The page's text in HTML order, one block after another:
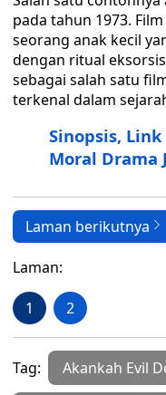
pada tahun 1973.
seorang anak kecil
dengan ritual
sebagai salah satu
terkenal dalam
Sinopsis,
Moral Drama
Laman berikutnya
Laman:
1 2
Tag: Akankah Evil